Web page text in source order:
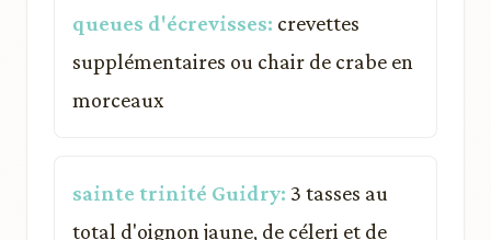
queues d'écrevisses: crevettes
supplémentaires ou chair de crabe en
morceaux
sainte trinité Guidry: 3 tasses au
total d'oignon jaune, de céleri et de